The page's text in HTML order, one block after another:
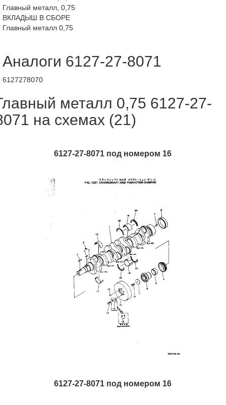
Главный металл, 0,75
ВКЛАДЫШ В СБОРЕ
Главный металл 0,75
Аналоги 6127-27-8071
6127278070
металл 0,75 6127-27-
на схемах (21)
6127-27-8071 под номером 16
6127-27-8071 под номером 16